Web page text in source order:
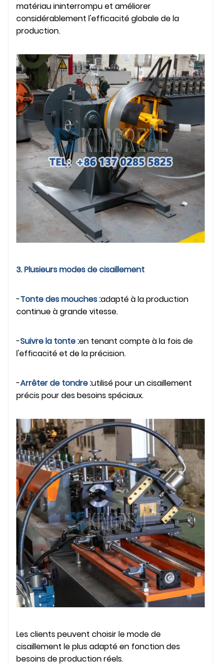
matériau ininterrompu et améliorer
considérablement l'efficacité globale de la
production.
3. Plusieurs modes de cisaillement
-Tonte des mouches :adapté à la production
continue à grande vitesse.
-Suivre la tonte :en tenant compte à la fois de
l'efficacité et de la précision.
-Arrêter de tondre :utilisé pour un cisaillement
précis pour des besoins spéciaux.
Les clients peuvent choisir le mode de
cisaillement le plus adapté en fonction des
besoins de production réels.